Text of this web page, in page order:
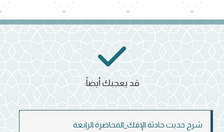
شرح حديث حادثة الإفك_المحاضرة الرابعة
قد يعجبك أيضاً: